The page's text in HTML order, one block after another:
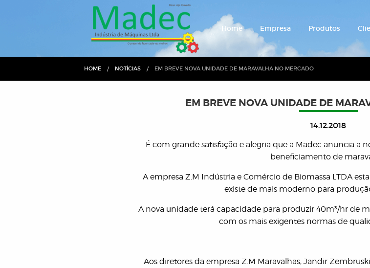
Home Empresa Produtos
HOME NOTÍCIAS CURRENT:
EM BREVE NOVA UNIDADE DE MARAVALHA NO MERCADO
EM BREVE NOVA UNIDADE DE
14.12.2018
É com grande satisfação e alegria que a Madec anuncia a
beneficiamento de
A empresa Z.M Indústria e Comércio de Biomassa LTDA
existe de mais moderno para
A nova unidade terá capacidade para produzir 40m³/hr de
com os mais exigentes normas de
Aos diretores da empresa Z.M Maravalhas, Jandir